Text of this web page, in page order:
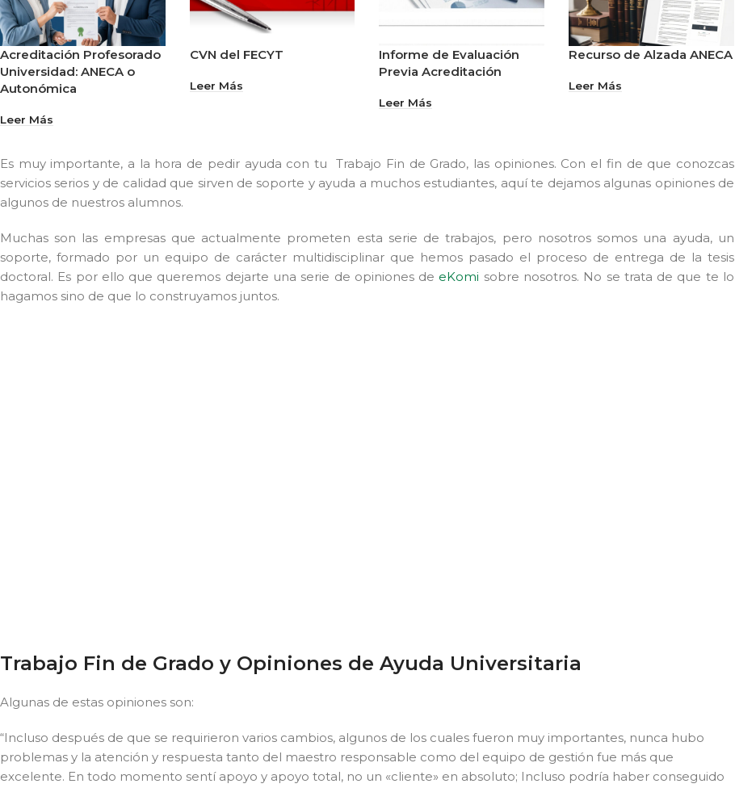
Acreditación Profesorado
Universidad: ANECA o
Autonómica
Leer Más
CVN del FECYT
Leer Más
Informe de Evaluación
Previa Acreditación
Leer Más
Recurso de Alzada ANECA
Leer Más
Es muy importante, a la hora de pedir ayuda con tu Trabajo Fin de Grado, las opiniones. Con el fin de que conozcas
servicios serios y de calidad que sirven de soporte y ayuda a muchos estudiantes, aquí te dejamos algunas opiniones de
algunos de nuestros alumnos.
Muchas son las empresas que actualmente prometen esta serie de trabajos, pero nosotros somos una ayuda, un
soporte, formado por un equipo de carácter multidisciplinar que hemos pasado el proceso de entrega de la tesis
doctoral. Es por ello que queremos dejarte una serie de opiniones de eKomi sobre nosotros. No se trata de que te lo
hagamos sino de que lo construyamos juntos.
Trabajo Fin de Grado y Opiniones de Ayuda Universitaria
Algunas de estas opiniones son:
“Incluso después de que se requirieron varios cambios, algunos de los cuales fueron muy importantes, nunca hubo
problemas y la atención y respuesta tanto del maestro responsable como del equipo de gestión fue más que
excelente. En todo momento sentí apoyo y apoyo total, no un «cliente» en absoluto; Incluso podría haber conseguido